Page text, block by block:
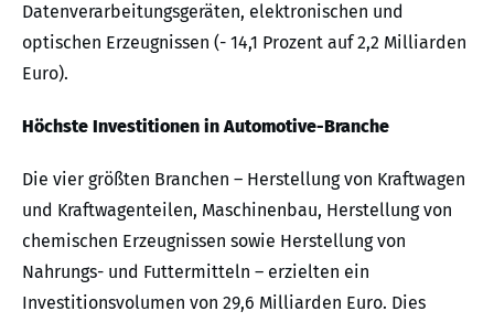
Datenverarbeitungsgeräten, elektronischen und
optischen Erzeugnissen (- 14,1 Prozent auf 2,2 Milliarden
Euro).
Höchste Investitionen in Automotive-Branche
Die vier größten Branchen – Herstellung von Kraftwagen
und Kraftwagenteilen, Maschinenbau, Herstellung von
chemischen Erzeugnissen sowie Herstellung von
Nahrungs- und Futtermitteln – erzielten ein
Investitionsvolumen von 29,6 Milliarden Euro. Dies